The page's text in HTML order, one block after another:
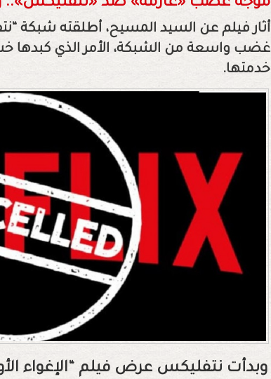
موجة غضب «عارمة» ضد «نتفليكس»..
أثار فيلم عن السيد المسيح، أطلقته شبكة
غضب واسعة من الشبكة، الأمر الذي كبدها
خدمتها.